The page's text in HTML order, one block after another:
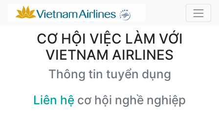
CƠ HỘI VIỆC LÀM VỚI
VIETNAM AIRLINES
Thông tin tuyển dụng
Liên hệ cơ hội nghề nghiệp